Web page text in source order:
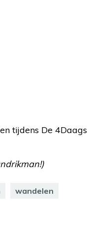
tijdens De
wandelen